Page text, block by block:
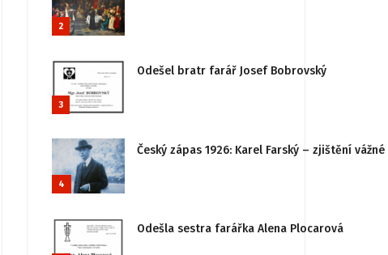
2
3
Odešel bratr farář Josef Bobrovský
4
Český zápas 1926: Karel Farský – zjištění
Odešla sestra farářka Alena Plocarová